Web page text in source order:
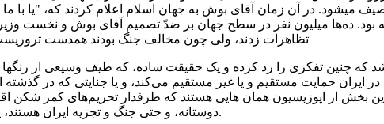
۱۱ سپتامبر ۲۰۰۱ بخوبی توصیف میشود. در آن زمان آقای بوش به جهان اسلام اعلام کردند که،
ده‌ها میلیون نفر در سطح جهان بر ضدّ تصمیم آقای بوش و نخست وزیر
تظاهرات زدند، ولی‌ چون مخالف جنگ بودند همدست
که چنین تفکری را رد کرده و یک حقیقت ساده، که طیف وسیعی از رنگها
ایران حمایت مستقیم و یا غیر مستقیم می‌کند، و یا جنایتی که در گذشته
بخش از اپوزیسیون همان هایی هستند که طرفدار تحریم‌های کمر شکن
دوستانه، و حتی جنگ و تجزیه ایران هستند، یا اسلام-ستیز هستند، و یا هر دو.